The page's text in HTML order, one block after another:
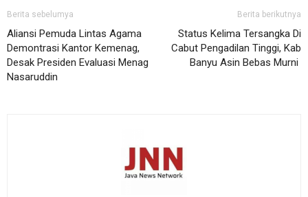
Berita sebelumya
Aliansi Pemuda Lintas Agama
Demontrasi Kantor Kemenag,
Desak Presiden Evaluasi Menag
Nasaruddin
Berita berikutnya
Status Kelima Tersangka Di
Cabut Pengadilan Tinggi, Kab
Banyu Asin Bebas Murni